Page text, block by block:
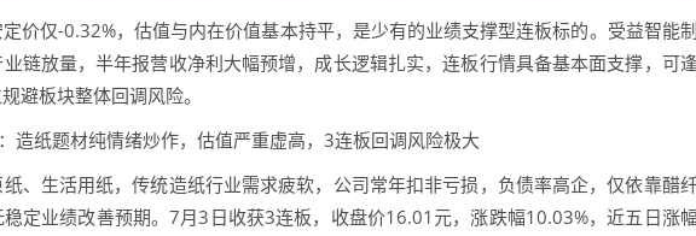
仅-0.32%，估值与内在价值基本持平，是少有的业绩支撑型连板标的。受益智能制
链放量，半年报营收净利大幅预增，成长逻辑扎实，连板行情具备基本面支撑，可逢
避板块整体回调风险。
纸题材纯情绪炒作，估值严重虚高，3连板回调风险极大
生活用纸，传统造纸行业需求疲软，公司常年扣非亏损，负债率高企，仅依靠醋
定业绩改善预期。7月3日收获3连板，收盘价16.01元，涨跌幅10.03%，近五日涨